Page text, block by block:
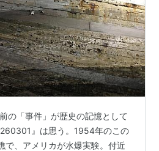
の「事件」が歴史の記憶として
』は思う。1954年のこの
で、アメリカが水爆実験。付近